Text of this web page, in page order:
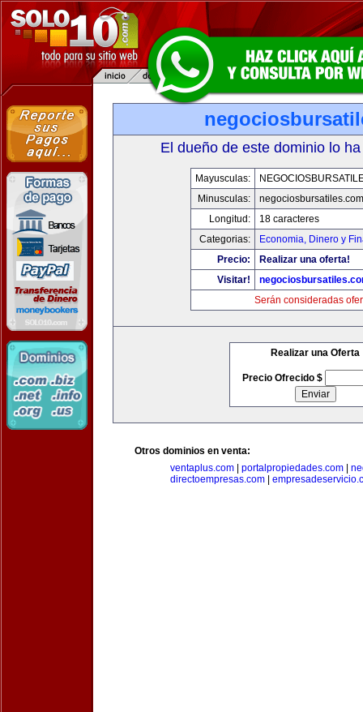
El dueño de este dominio lo
Mayusculas:
Minusculas:
negociosbursatiles.com
Longitud:
18 caracteres
Categorias:
Economia, Dinero y
Precio:
Realizar una oferta!
Visitar!
Serán consideradas
Realizar una Oferta
Precio Ofrecido $
Otros dominios en venta:
ventaplus.com
portalpropiedades.com
directoempresas.com|